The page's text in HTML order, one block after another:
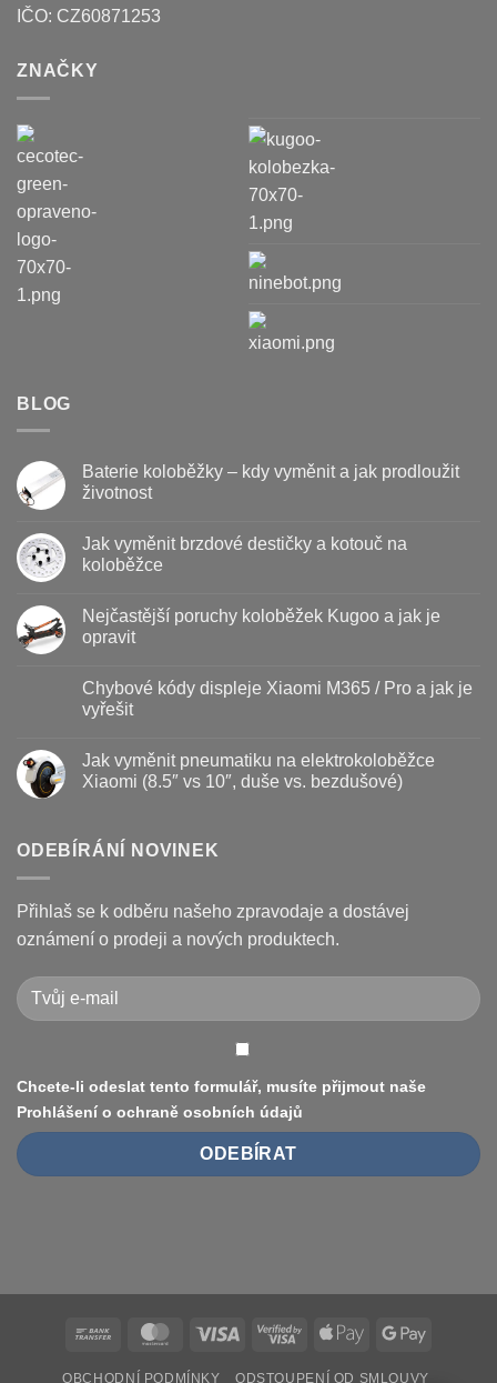
IČO: CZ60871253
ZNAČKY
BLOG
Baterie koloběžky – kdy vyměnit a jak prodloužit
životnost
u
textu
s
koloběžky
–
kdy
jak
prodloužit
životnost
Jak vyměnit brzdové destičky a kotouč na
koloběžce
u
textu
s
vyměnit
brzdové
destičky
na
koloběžce
Nejčastější poruchy koloběžek Kugoo a jak je
opravit
u
textu
s
poruchy
koloběžek
Kugoo
opravit
Chybové kódy displeje Xiaomi M365 / Pro a jak je
vyřešit
u
textu
s
displeje
Pro
a
jak
je
Jak vyměnit pneumatiku na elektrokoloběžce
Xiaomi (8.5″ vs 10″, duše vs. bezdušové)
textu
vyměnit
pneumatiku
na
elektrokoloběžce
(8.5″
vs
10″,
duše
ODEBÍRÁNÍ NOVINEK
Přihlaš se k odběru našeho zpravodaje a dostávej
oznámení o prodeji a nových produktech.
Chcete-li odeslat tento formulář, musíte přijmout naše
Prohlášení o ochraně osobních údajů
Bank
MasterCardVisa
Visa
Apple
Google
OBCHODNÍ PODMÍNKY ODSTOUPENÍ OD SMLOUVY